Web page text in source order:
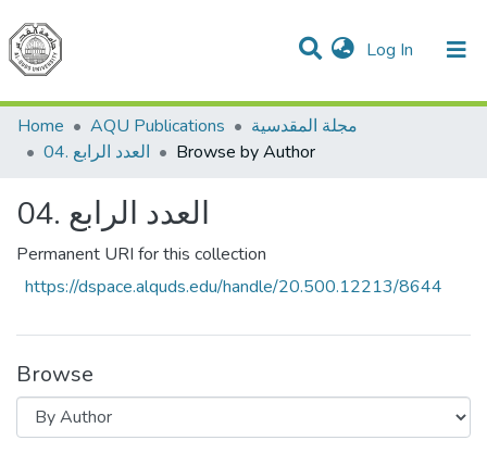
Log In (current)
Communities & Collections
All of DSpace
Home
AQU Publications
مجلة المقدسية
04. العدد الرابع
Browse by Author
04. العدد الرابع
Permanent URI for this collection
https://dspace.alquds.edu/handle/20.500.12213/8644
Browse